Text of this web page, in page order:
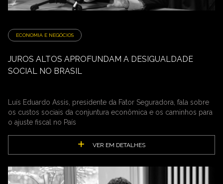
ECONOMIA E NEGÓCIOS
JUROS ALTOS APROFUNDAM A DESIGUALDADE
SOCIAL NO BRASIL
Luís Eduardo Assis, presidente da Fator Seguradora, fala sobre
os custos sociais da conjuntura econômica e os caminhos para
o ajuste fiscal no País
VER EM DETALHES